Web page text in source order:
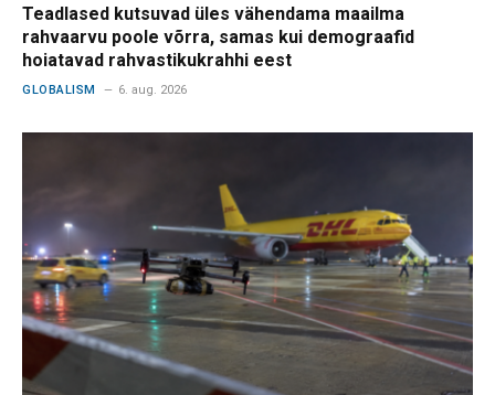
Teadlased kutsuvad üles vähendama maailma
rahvaarvu poole võrra, samas kui demograafid
hoiatavad rahvastikukrahhi eest
GLOBALISM 6. aug. 2026